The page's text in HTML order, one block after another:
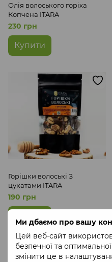
Ми дбаємо про вашу
Цей веб-сайт
безпечної та
змінити це в
Олія волоського горіха
Копчена ITARA
230 грн
Купити
Горішки волоські З
цукатами ITARA
190 грн
Купити